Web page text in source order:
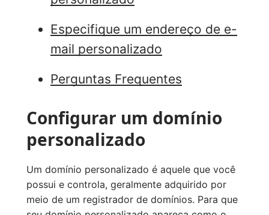
Especifique um endereço de e-
mail personalizado
Perguntas Frequentes
Configurar um domínio
personalizado
Um domínio personalizado é aquele que você
possui e controla, geralmente adquirido por
meio de um registrador de domínios. Para que